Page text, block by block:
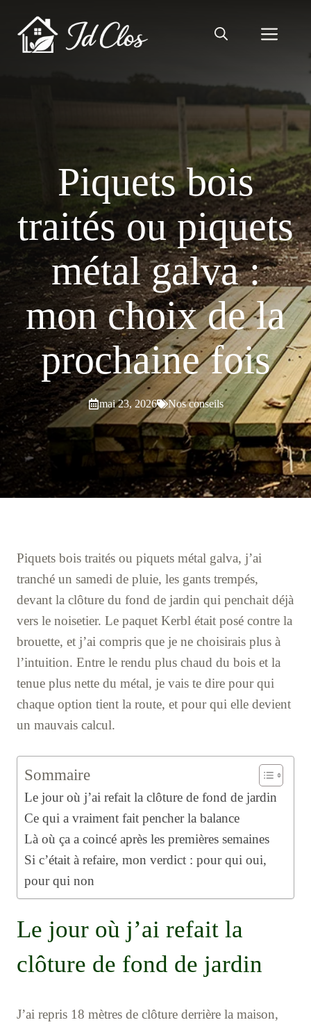
contenu
Piquets bois
traités ou piquets
métal galva :
mon choix de la
prochaine fois
mai 23, 2026 Nos conseils
Piquets bois traités ou piquets métal galva, j’ai
tranché un samedi de pluie, les gants trempés,
devant la clôture du fond de jardin qui penchait déjà
vers le noisetier. Le paquet Kerbl était posé contre la
brouette, et j’ai compris que je ne choisirais plus à
l’intuition. Entre le rendu plus chaud du bois et la
tenue plus nette du métal, je vais te dire pour qui
chaque option tient la route, et pour qui elle devient
un mauvais calcul.
Sommaire
Le jour où j’ai refait la clôture de fond de jardin
Ce qui a vraiment fait pencher la balance
Là où ça a coincé après les premières semaines
Si c’était à refaire, mon verdict : pour qui oui,
pour qui non
Le jour où j’ai refait la
clôture de fond de jardin
J’ai repris 18 mètres de clôture derrière la maison,